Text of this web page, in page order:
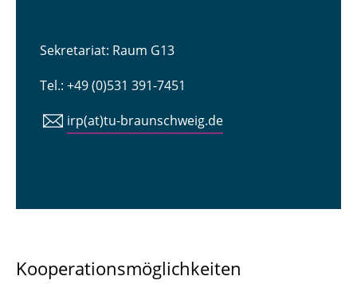
Sekretariat: Raum G13
Tel.: +49 (0)531 391-7451
irp(at)tu-braunschweig.de
Kooperationsmöglichkeiten